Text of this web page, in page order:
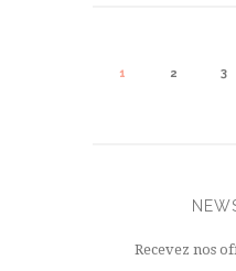
1 2 3
Recevez nos